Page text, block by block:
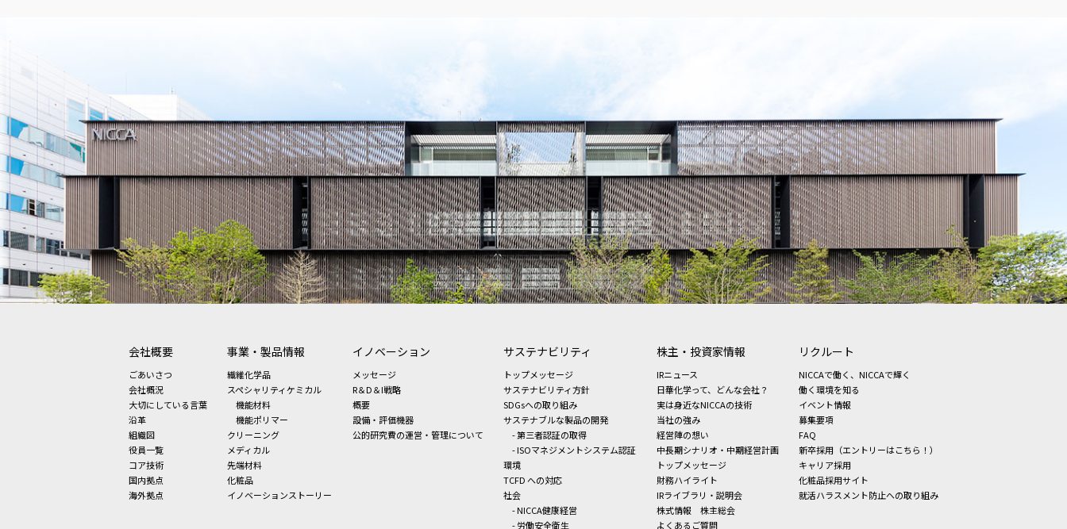
会社概要
ごあいさつ
会社概況
大切にしている言葉
沿革
組織図
役員一覧
コア技術
国内拠点
海外拠点
事業・製品情報
繊維化学品
スペシャリティケミカル
機能材料
機能ポリマー
クリーニング
メディカル
先端材料
化粧品
イノベーションストーリー
イノベーション
メッセージ
R＆D＆I戦略
概要
設備・評価機器
公的研究費の運営・管理について
サステナビリティ
トップメッセージ
サステナビリティ方針
SDGsへの取り組み
サステナブルな製品の開発
- 第三者認証の取得
- ISOマネジメントシステム認証
環境
TCFD への対応
社会
- NICCA健康経営
- 労働安全衛生
株主・投資家情報
IRニュース
日華化学って、どんな会社？
実は身近なNICCAの技術
当社の強み
経営陣の想い
中長期シナリオ・中期経営計画
トップメッセージ
財務ハイライト
IRライブラリ・説明会
株式情報
株主総会
よくあるご質問
リクルート
NICCAで働く、NICCAで輝く
働く環境を知る
イベント情報
募集要項
FAQ
新卒採用（エントリーはこちら！）
キャリア採用
化粧品採用サイト
就活ハラスメント防止への取り組み